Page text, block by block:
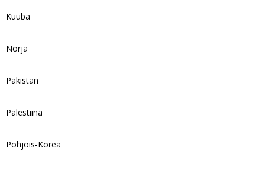
Kuuba
Norja
Pakistan
Palestiina
Pohjois-Korea